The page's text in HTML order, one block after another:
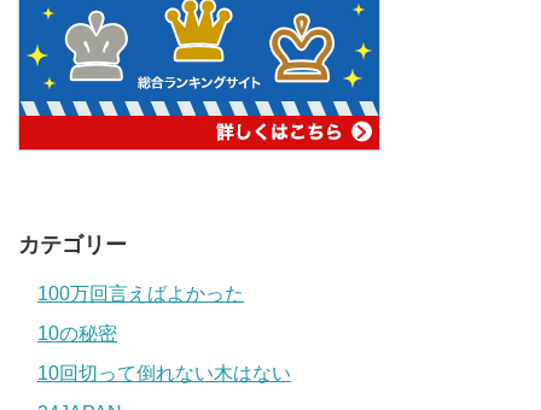
カテゴリー
100万回言えばよかった
10の秘密
10回切って倒れない木はない